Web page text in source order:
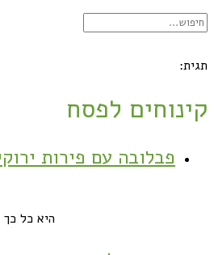
תגית:
קינוחים לפסח
פבלובה עם פירות
היא כל כך